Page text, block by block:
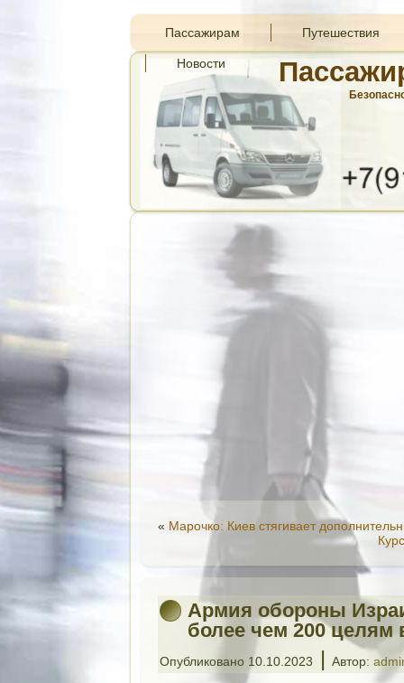
Пассажирам Путешествия
Новости
« Марочко: Киев стягивает
Армия обороны
более чем 200 целям
Опубликовано 10.10.2023 | Автор: